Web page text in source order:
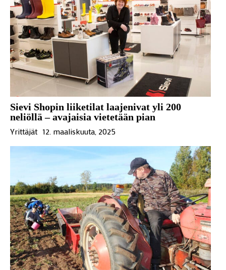
Sievi Shopin liiketilat laajenivat yli 200
neliöllä – avajaisia vietetään pian
Yrittäjät 12. maaliskuuta, 2025